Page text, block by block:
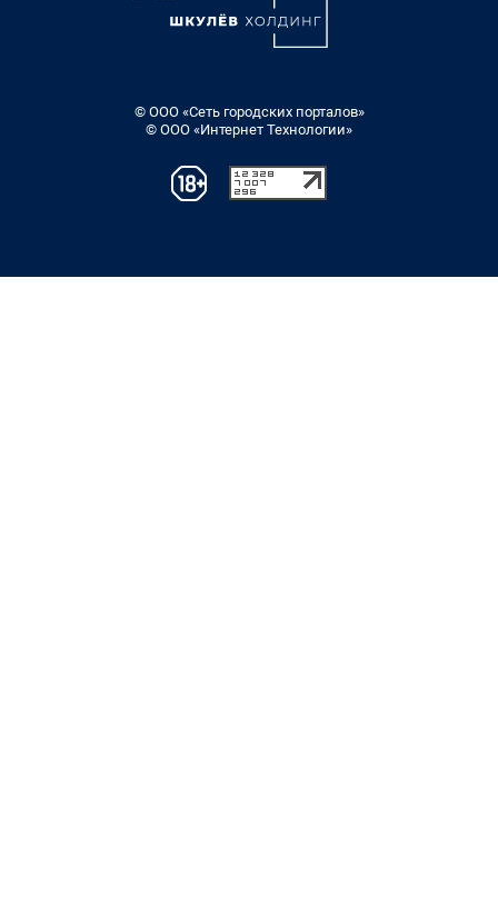
© ООО «Сеть городских порталов»
© ООО «Интернет Технологии»